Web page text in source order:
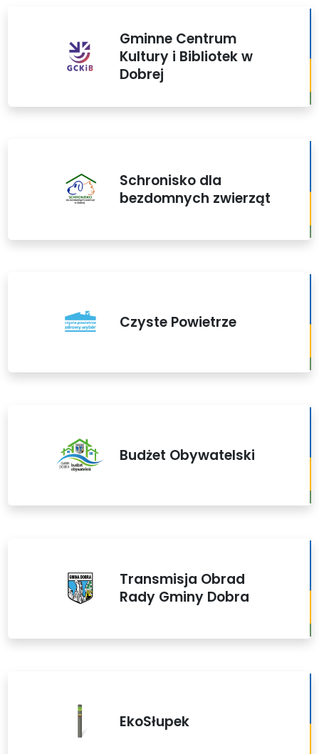
Gminne Centrum
Kultury i Bibliotek w
Dobrej
Schronisko dla
bezdomnych zwierząt
Czyste Powietrze
Budżet Obywatelski
Transmisja Obrad
Rady Gminy Dobra
EkoSłupek